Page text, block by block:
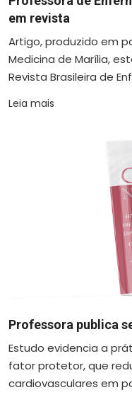
em revista
Artigo, produzido em
Medicina de Marília,
Revista Brasileira de
Leia mais
Professora publica
Estudo evidencia a
fator protetor, que
cardiovasculares em